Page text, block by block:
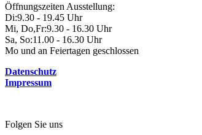
Öffnungszeiten Ausstellung:
Di:9.30 - 19.45 Uhr
Mi, Do,Fr:9.30 - 16.30 Uhr
Sa, So:11.00 - 16.30 Uhr
Mo und an Feiertagen geschlossen
Datenschutz
Impressum
Folgen Sie uns